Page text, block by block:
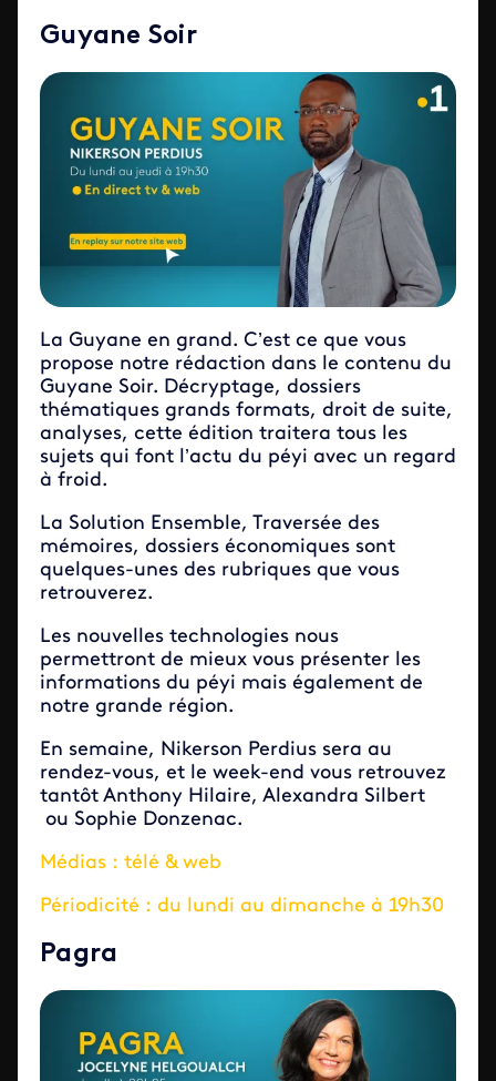
Guyane Soir
La Guyane en grand. C’est ce que vous
propose notre rédaction dans le contenu du
Guyane Soir. Décryptage, dossiers
thématiques grands formats, droit de suite,
analyses, cette édition traitera tous les
sujets qui font l’actu du péyi avec un regard
à froid.
La Solution Ensemble, Traversée des
mémoires, dossiers économiques sont
quelques-unes des rubriques que vous
retrouverez.
Les nouvelles technologies nous
permettront de mieux vous présenter les
informations du péyi mais également de
notre grande région.
En semaine, Nikerson Perdius sera au
rendez-vous, et le week-end vous retrouvez
tantôt Anthony Hilaire, Alexandra Silbert
ou Sophie Donzenac.
Médias : télé & web
Périodicité : du lundi au dimanche à 19h30
Pagra